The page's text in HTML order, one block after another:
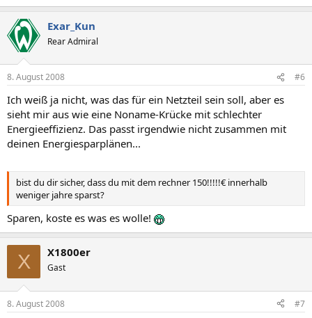
Exar_Kun
Rear Admiral
8. August 2008 #6
Ich weiß ja nicht, was das für ein Netzteil sein soll, aber es
sieht mir aus wie eine Noname-Krücke mit schlechter
Energieeffizienz. Das passt irgendwie nicht zusammen mit
deinen Energiesparplänen...
bist du dir sicher, dass du mit dem rechner 150!!!!!€ innerhalb
weniger jahre sparst?
Sparen, koste es was es wolle!
X X1800er
Gast
8. August 2008 #7